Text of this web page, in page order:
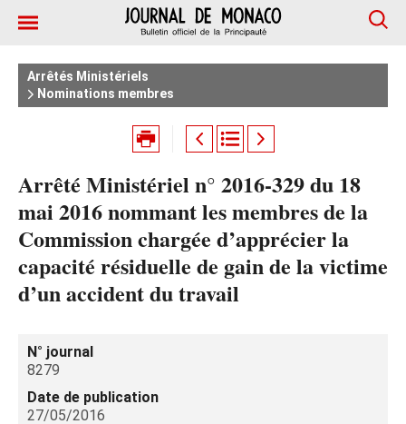
Arrêtés Ministériels
Nominations membres
Arrêté Ministériel n° 2016-329 du 18
mai 2016 nommant les membres de la
Commission chargée d’apprécier la
capacité résiduelle de gain de la victime
d’un accident du travail
N° journal
8279
Date de publication
27/05/2016